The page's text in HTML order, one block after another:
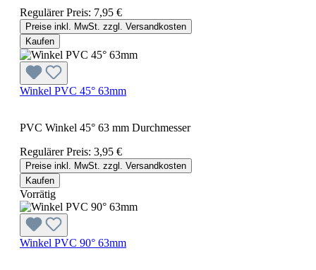
Regulärer Preis: 7,95 €
Preise inkl. MwSt. zzgl. Versandkosten
Kaufen
Winkel PVC 45° 63mm
PVC Winkel 45° 63 mm Durchmesser
Regulärer Preis: 3,95 €
Preise inkl. MwSt. zzgl. Versandkosten
Kaufen
Vorrätig
Winkel PVC 90° 63mm